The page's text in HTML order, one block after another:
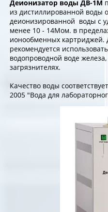
Деионизатор воды ДВ-1М
из дистиллированной воды
деионизированной воды с
менее 10 - 14Мом. в
ионообменных картриджей.
рекомендуется
водопроводной воде
загрязнителях.
Качество воды
2005 "Вода для